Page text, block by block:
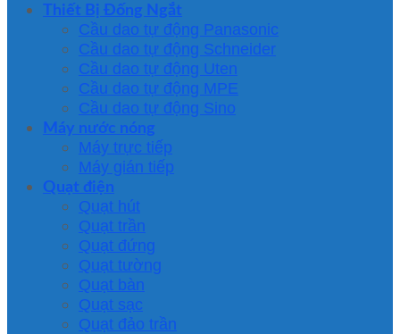
Thiết Bị Đống Ngắt
Cầu dao tự động Panasonic
Cầu dao tự động Schneider
Cầu dao tự động Uten
Cầu dao tự động MPE
Cầu dao tự động Sino
Máy nước nóng
Máy trực tiếp
Máy gián tiếp
Quạt điện
Quạt hút
Quạt trần
Quạt đứng
Quạt tường
Quạt bàn
Quạt sạc
Quạt đảo trần